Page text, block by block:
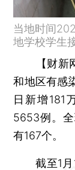
当地时间
地学校学生
【财新
和地区有感
日新增181
5653例。
有167个。
截至1月1